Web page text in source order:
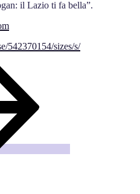
il Lazio ti fa bella”.
542370154/sizes/s/